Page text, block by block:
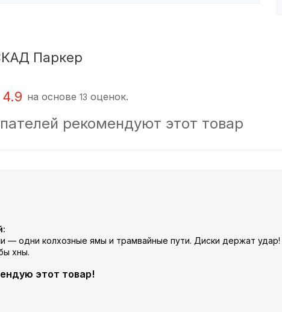
Паркер
4.9 на основе13 оценок.
рекомендуют этот товар
— одни колхозные ямы и трамвайные пути. Диски держат
хны.
этот товар!